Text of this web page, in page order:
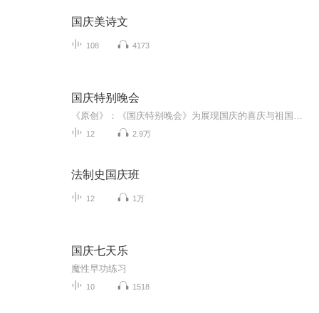
国庆美诗文
108 4173
国庆特别晚会
12 2.9万
法制史国庆班
12 1万
国庆七天乐
魔性早功练习
10 1518